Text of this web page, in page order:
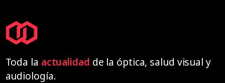
Toda la actualidad de la óptica, salud visual y
audiología.